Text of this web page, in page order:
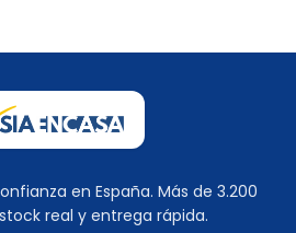
en España. Más de 3.200
real y entrega rápida.